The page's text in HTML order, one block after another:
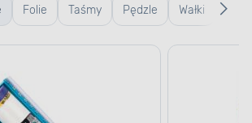
Folie Taśmy Pędzle Wałki